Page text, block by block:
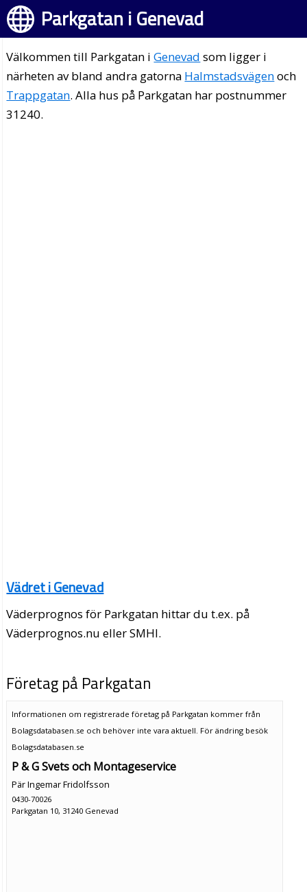
Parkgatan i Genevad
Välkommen till Parkgatan iGenevad som ligger i
närheten av bland andra gatorna Halmstadsvägenoch
Trappgatan. Alla hus på Parkgatan har postnummer
31240.
Vädret i Genevad
Väderprognos för Parkgatan hittar du t.ex. på
Väderprognos.nu eller SMHI.
Företag på Parkgatan
Informationen om registrerade företag på Parkgatan kommer från
Bolagsdatabasen.se och behöver inte vara aktuell. För ändring besök
Bolagsdatabasen.se
P & G Svets och Montageservice
Pär Ingemar Fridolfsson
0430-70026
Parkgatan 10, 31240 Genevad